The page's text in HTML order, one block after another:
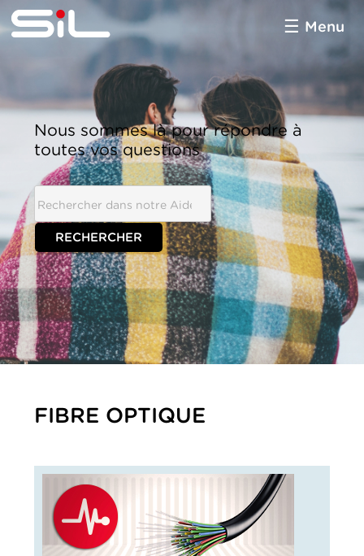
multimédia
Menu
Nous sommes là pour répondre à
toutes vos questions
FIBRE OPTIQUE